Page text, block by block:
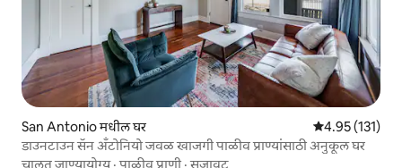
San Antonio मधील घर 5 पैकी 4.95
4.95 (131)
डाउनटाउन सॅन अँटोनियो जवळ खाजगी पाळीव प्राण्यांसाठी अनुकूल घर
चालत जाण्यायोग्य·पाळीव प्राणी ·सजावट